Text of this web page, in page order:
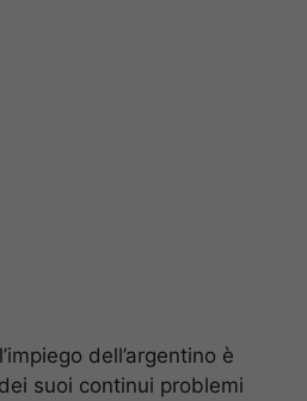
dell’argentino è
suoi continui problemi